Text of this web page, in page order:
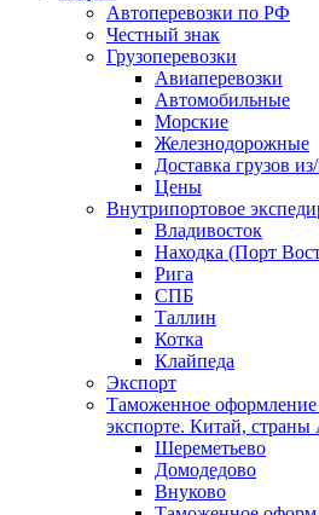
Автоперевозки по РФ
Честный знак
Грузоперевозки
Авиаперевозки
Автомобильные
Морские
Железнодорожные
Доставка грузов
Цены
Внутрипортовое
Владивосток
Находка (Порт
Рига
СПБ
Таллин
Котка
Клайпеда
Экспорт
Таможенное
экспорте. Китай,
Шереметьево
Домодедово
Внуково